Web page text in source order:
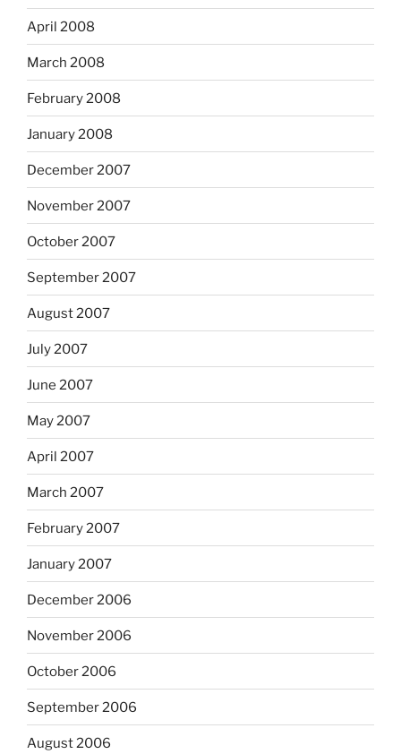
April 2008
March 2008
February 2008
January 2008
December 2007
November 2007
October 2007
September 2007
August 2007
July 2007
June 2007
May 2007
April 2007
March 2007
February 2007
January 2007
December 2006
November 2006
October 2006
September 2006
August 2006